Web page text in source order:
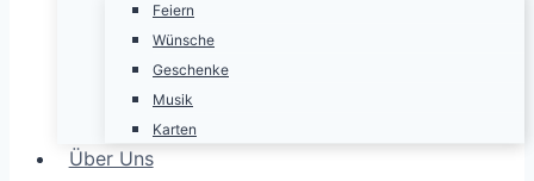
Feiern
Wünsche
Geschenke
Musik
Karten
Über Uns